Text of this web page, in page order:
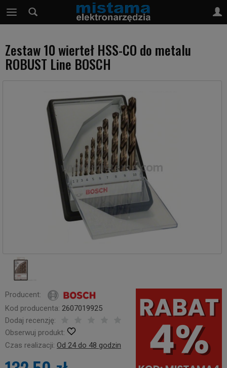
Zestaw 10 wierteł HSS-CO do metalu
ROBUST Line BOSCH
Producent:
Kod producenta: 2607019925
Dodaj recenzję:
Obserwuj produkt:
Czas realizacji: Od 24 do 48 godzin